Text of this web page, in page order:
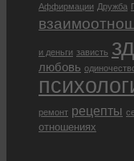
Аффирмации Дружба
и деньги зависть
любовь
ремонт рецепты
отношениях